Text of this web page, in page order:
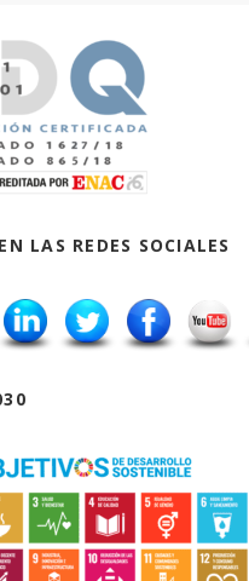
LAS REDES SOCIALES